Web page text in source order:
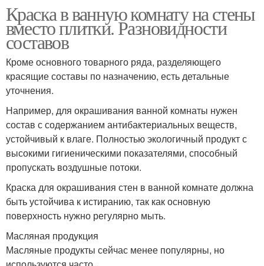
Краска в ванную комнату на стены
вместо плитки. Разновидности
составов
Кроме основного товарного ряда, разделяющего
красящие составы по назначению, есть детальные
уточнения.
Например, для окрашивания ванной комнаты нужен
состав с содержанием антибактериальных веществ,
устойчивый к влаге. Полностью экологичный продукт с
высокими гигиеническими показателями, способный
пропускать воздушные потоки.
Краска для окрашивания стен в ванной комнате должна
быть устойчива к истиранию, так как основную
поверхность нужно регулярно мыть.
Масляная продукция
Масляные продукты сейчас менее популярны, но